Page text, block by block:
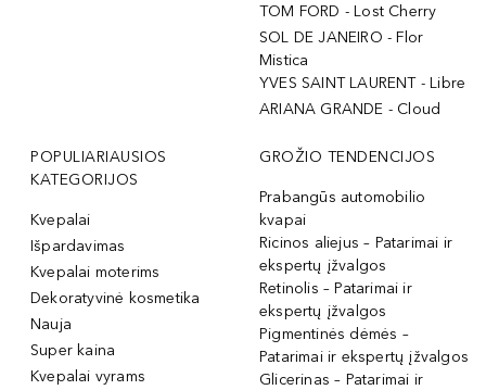
TOM FORD - Lost Cherry
SOL DE JANEIRO - Flor
Mistica
YVES SAINT LAURENT - Libre
ARIANA GRANDE - Cloud
POPULIARIAUSIOS
KATEGORIJOS
Kvepalai
Išpardavimas
Kvepalai moterims
Dekoratyvinė kosmetika
Nauja
Super kaina
Kvepalai vyrams
GROŽIO TENDENCIJOS
Prabangūs automobilio
kvapai
Ricinos aliejus – Patarimai ir
ekspertų įžvalgos
Retinolis – Patarimai ir
ekspertų įžvalgos
Pigmentinės dėmės –
Patarimai ir ekspertų įžvalgos
Glicerinas – Patarimai ir